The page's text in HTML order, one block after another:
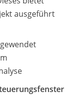
ausgeführt